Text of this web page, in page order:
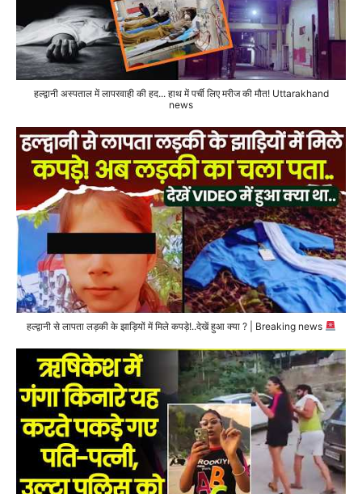
हल्द्वानी अस्पताल में लापरवाही की हद... हाथ में पर्ची लिए मरीज की मौत! Uttarakhand
news
हल्द्वानी से लापता लड़की के झाड़ियों में मिले कपड़े!..देखें हुआ क्या ? | Breaking news